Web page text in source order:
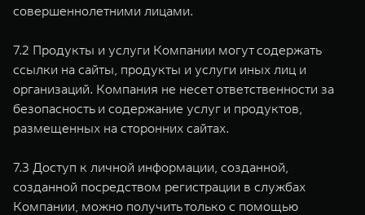
совершеннолетними лицами.
7.2 Продукты и услуги Компании могут содержать
ссылки на сайты, продукты и услуги иных лиц и
организаций. Компания не несет ответственности за
безопасность и содержание услуг и продуктов,
размещенных на сторонних сайтах.
7.3 Доступ к личной информации, созданной,
созданной посредством регистрации в службах
Компании, можно получить только с помощью